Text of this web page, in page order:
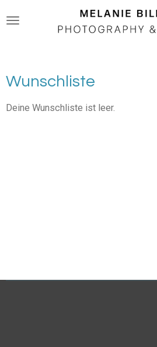
Hauptinhalt
Wunschliste
Deine Wunschliste ist leer.